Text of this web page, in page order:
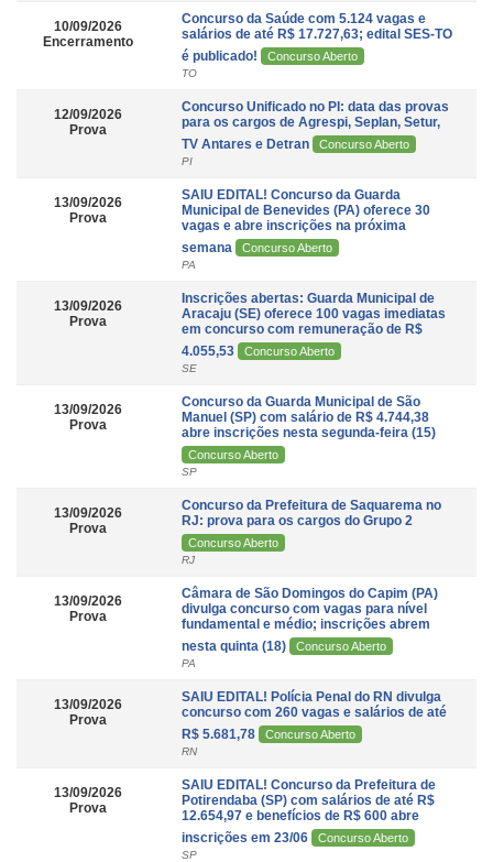
10/09/2026
Encerramento
Concurso da Saúde com 5.124 vagas e
salários de até R$ 17.727,63; edital SES-TO
é publicado!
Concurso Aberto
TO
12/09/2026
Prova
Concurso Unificado no PI: data das provas
para os cargos de Agrespi, Seplan, Setur,
TV Antares e Detran
Concurso Aberto
PI
13/09/2026
Prova
SAIU EDITAL! Concurso da Guarda
Municipal de Benevides (PA) oferece 30
vagas e abre inscrições na próxima
semana
Concurso Aberto
PA
13/09/2026
Prova
Inscrições abertas: Guarda Municipal de
Aracaju (SE) oferece 100 vagas imediatas
em concurso com remuneração de R$
4.055,53
Concurso Aberto
SE
13/09/2026
Prova
Concurso da Guarda Municipal de São
Manuel (SP) com salário de R$ 4.744,38
abre inscrições nesta segunda-feira (15)
Concurso Aberto
SP
13/09/2026
Prova
Concurso da Prefeitura de Saquarema no
RJ: prova para os cargos do Grupo 2
Concurso Aberto
RJ
13/09/2026
Prova
Câmara de São Domingos do Capim (PA)
divulga concurso com vagas para nível
fundamental e médio; inscrições abrem
nesta quinta (18)
Concurso Aberto
PA
13/09/2026
Prova
SAIU EDITAL! Polícia Penal do RN divulga
concurso com 260 vagas e salários de até
R$ 5.681,78
Concurso Aberto
RN
13/09/2026
Prova
SAIU EDITAL! Concurso da Prefeitura de
Potirendaba (SP) com salários de até R$
12.654,97 e benefícios de R$ 600 abre
inscrições em 23/06
Concurso Aberto
SP